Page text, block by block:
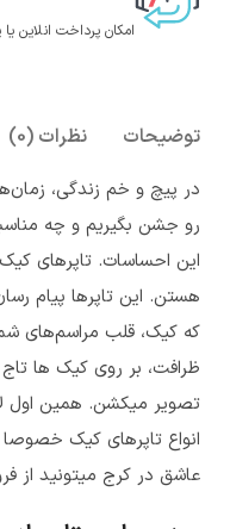
امکان پرداخت
توضیحات نظرات (0)
در پیچ و خم زندگی،
رو جشن بگیریم و چه
این احساسات. تاپرهای کیک
هستن. این تاپرها پیام
که کیک، قلب مراسم‌های
ظرافت، بر روی کیک ها
تصویر میکشن. همین اول
انواع تاپرهای کیک خصوصا
عاشق در کرج میتونید از